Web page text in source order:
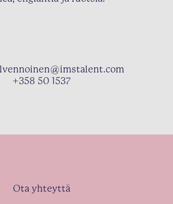
+358 50 1537
Ota yhteyttä